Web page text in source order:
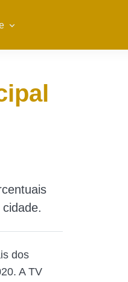
dos
A TV